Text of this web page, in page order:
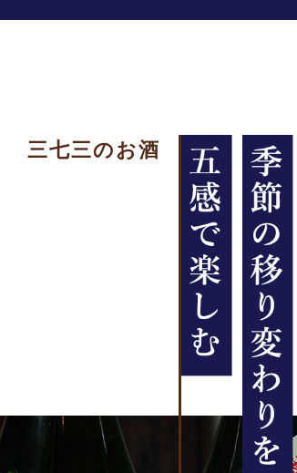
三七三のお酒